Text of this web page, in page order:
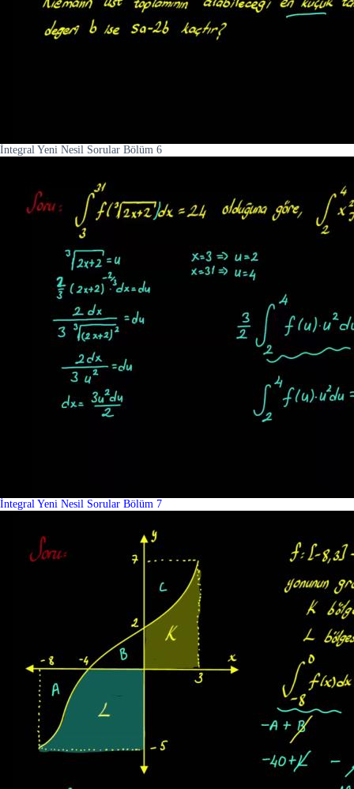
İntegral Yeni Nesil Sorular Bölüm 6
İntegral Yeni Nesil Sorular Bölüm 7